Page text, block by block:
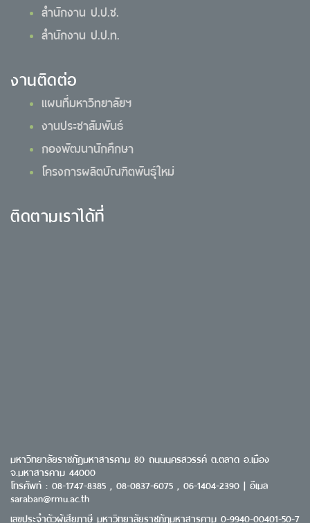
สำนักงาน ป.ป.ช.
สำนักงาน ป.ป.ท.
งานติดต่อ
แผนที่มหาวิทยาลัยฯ
งานประชาสัมพันธ์
กองพัฒนานักศึกษา
โครงการผลิตบัณฑิตพันธุ์ใหม่
ติดตามเราได้ที่
มหาวิทยาลัยราชภัฏมหาสารคาม 80 ถนนนครสวรรค์ ต.ตลาด อ.เมือง
จ.มหาสารคาม 44000
โทรศัพท์ : 08-1747-8385 , 08-0837-6075 , 06-1404-2390 | อีเมล
saraban@rmu.ac.th
เลขประจำตัวผู้เสียภาษี มหาวิทยาลัยราชภัฏมหาสารคาม 0-9940-00401-50-7